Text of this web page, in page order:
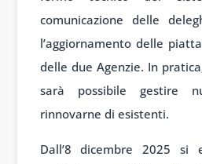
comunicazione delle
l’aggiornamento delle
delle due Agenzie. In
sarà possibile gestire
rinnovarne di esistenti.
Dall’8 dicembre 2025